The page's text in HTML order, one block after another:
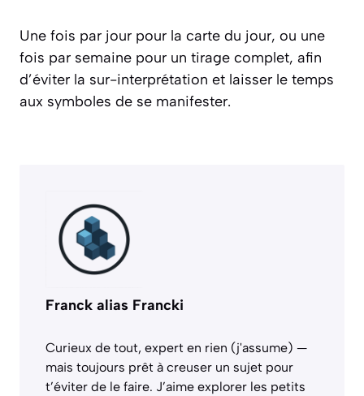
Une fois par jour pour la carte du jour, ou une
fois par semaine pour un tirage complet, afin
d’éviter la sur-interprétation et laisser le temps
aux symboles de se manifester.
Franck alias Francki
Curieux de tout, expert en rien (j'assume) —
mais toujours prêt à creuser un sujet pour
t’éviter de le faire. J’aime explorer les petits